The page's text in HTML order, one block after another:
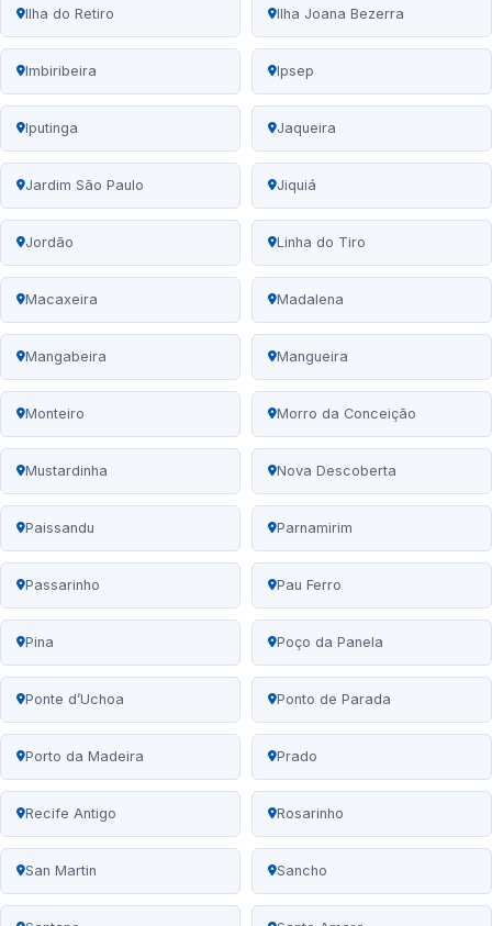
Ilha do Retiro Ilha Joana Bezerra
Imbiribeira Ipsep
Iputinga Jaqueira
Jardim São Paulo Jiquiá
Jordão Linha do Tiro
Macaxeira Madalena
Mangabeira Mangueira
Monteiro Morro da Conceição
Mustardinha Nova Descoberta
Paissandu Parnamirim
Passarinho Pau Ferro
Pina Poço da Panela
Ponte d’Uchoa Ponto de Parada
Porto da Madeira Prado
Recife Antigo Rosarinho
San Martin Sancho